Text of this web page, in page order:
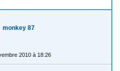
monkey 87
2010 à 18:26